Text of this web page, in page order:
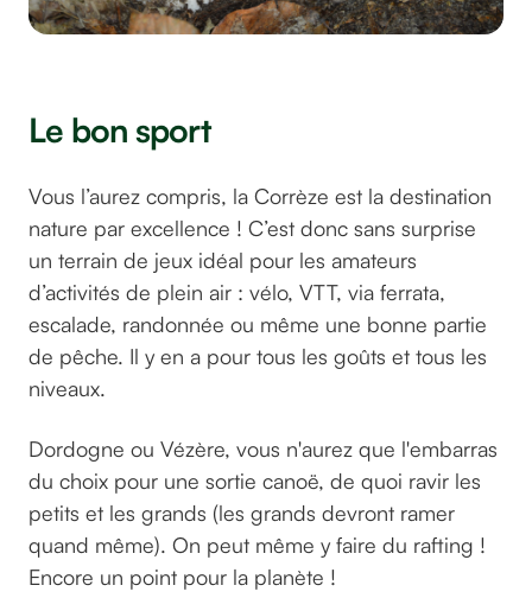
Le bon sport
Vous l’aurez compris, la Corrèze est la destination
nature par excellence ! C’est donc sans surprise
un terrain de jeux idéal pour les amateurs
d’activités de plein air : vélo, VTT, via ferrata,
escalade, randonnée ou même une bonne partie
de pêche. Il y en a pour tous les goûts et tous les
niveaux.
Dordogne ou Vézère, vous n'aurez que l'embarras
du choix pour une sortie canoë, de quoi ravir les
petits et les grands (les grands devront ramer
quand même). On peut même y faire du rafting !
Encore un point pour la planète !